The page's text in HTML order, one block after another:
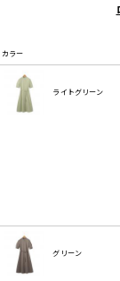
カラー
ライトグリーン
グリーン